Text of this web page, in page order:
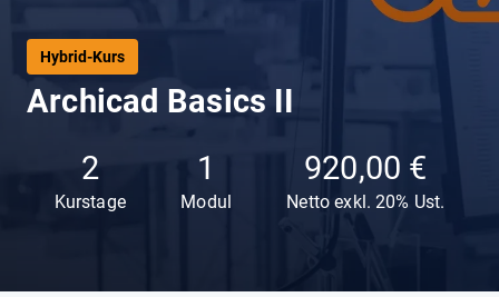
Hybrid-Kurs
Archicad Basics II
2
Kurstage
1
Modul
920,00 €
Netto exkl. 20% Ust.